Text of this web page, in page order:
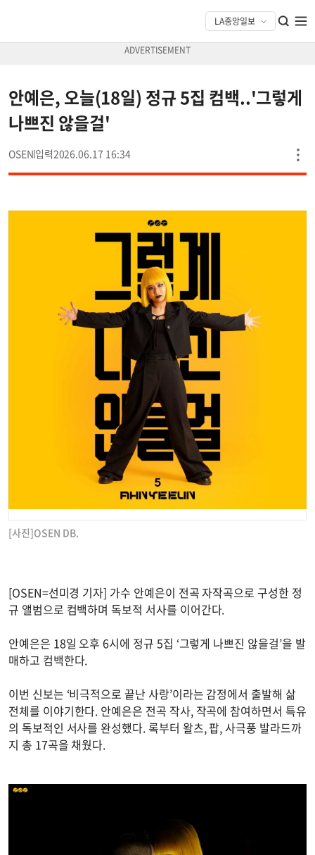
안예은, 오늘(18일) 정규 5집 컴백..'그렇게
나쁘진 않을걸'
OSEN 2026.06.17 16:34
[사진]OSEN DB.
[OSEN=선미경 기자] 가수 안예은이 전곡 자작곡으로 구성한 정
규 앨범으로 컴백하며 독보적 서사를 이어간다.
안예은은 18일 오후 6시에 정규 5집 ‘그렇게 나쁘진 않을걸’을 발
매하고 컴백한다.
이번 신보는 ‘비극적으로 끝난 사랑’이라는 감정에서 출발해 삶
전체를 이야기한다. 안예은은 전곡 작사, 작곡에 참여하면서 특유
의 독보적인 서사를 완성했다. 록부터 왈츠, 팝, 사극풍 발라드까
지 총 17곡을 채웠다.